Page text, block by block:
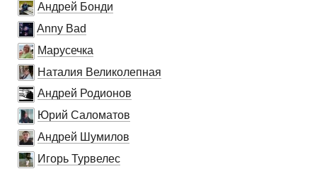
Андрей Бонди
Anny Bad
Марусечка
Наталия Великолепная
Андрей Родионов
Юрий Саломатов
Андрей Шумилов
Игорь Турвелес